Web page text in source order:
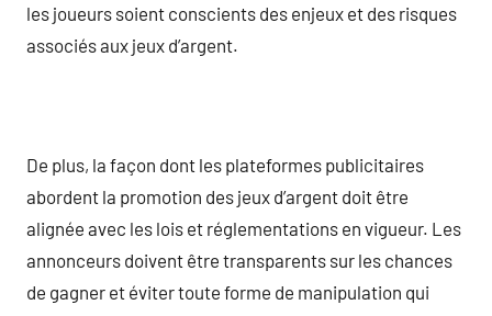
les joueurs soient conscients des enjeux et des risques
associés aux jeux d’argent.
De plus, la façon dont les plateformes publicitaires
abordent la promotion des jeux d’argent doit être
alignée avec les lois et réglementations en vigueur. Les
annonceurs doivent être transparents sur les chances
de gagner et éviter toute forme de manipulation qui